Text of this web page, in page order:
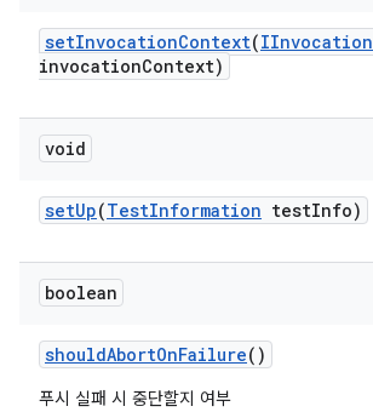
setInvocationContext(IInvocation
invocationContext)
void
setUp(TestInformation testInfo)
boolean
shouldAbortOnFailure()
푸시 실패 시 중단할지 여부